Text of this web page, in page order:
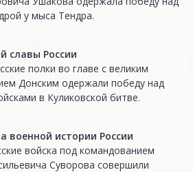
у мыса Тендра.
славы России
полки во главе с великим
Донским одержали победу над
в Куликовской битве.
военной истории России
войска под командованием
Суворова совершили